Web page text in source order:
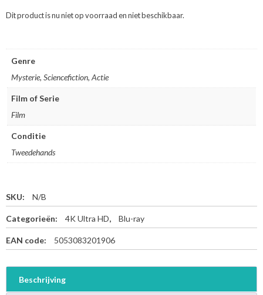
Dit product is nu niet op voorraad en niet beschikbaar.
Genre
Mysterie, Sciencefiction, Actie
Film of Serie
Film
Conditie
Tweedehands
SKU: N/B
Categorieën: 4K Ultra HD, Blu-ray
EAN code: 5053083201906
Beschrijving